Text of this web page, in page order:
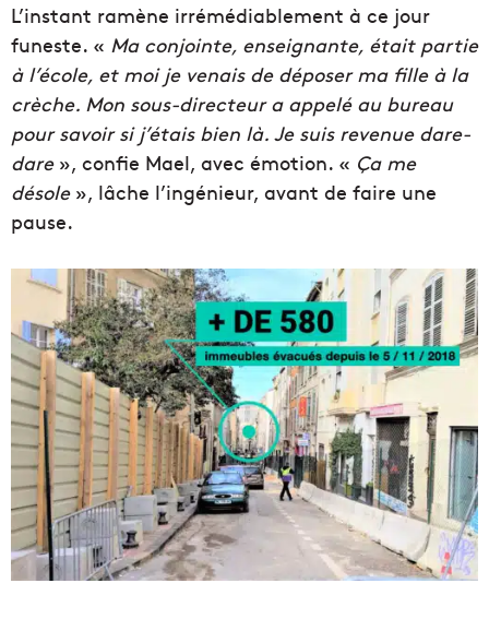
L’instant ramène irrémédiablement à ce jour
funeste. « Ma conjointe, enseignante, était partie
à l’école, et moi je venais de déposer ma fille à la
crèche. Mon sous-directeur a appelé au bureau
pour savoir si j’étais bien là. Je suis revenue dare-
dare », confie Mael, avec émotion. « Ça me
désole», lâche l’ingénieur, avant de faire une
pause.